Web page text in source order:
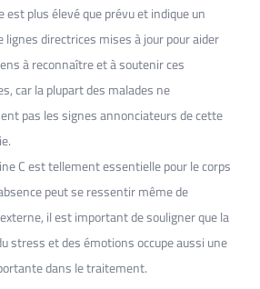
est plus élevé que prévu et indique un
lignes directrices mises à jour pour aider
à reconnaître et à soutenir ces
car la plupart des malades ne
pas les signes annonciateurs de cette
C est tellement essentielle pour le corps
peut se ressentir même de
il est important de souligner que la
stress et des émotions occupe aussi une
dans le traitement.